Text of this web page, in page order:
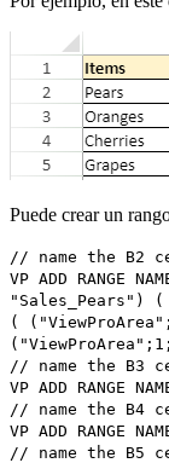
Puede crear un
// name the B2
VP ADD RANGE
"Sales_Pears")
(
// name the B3
VP ADD RANGE
// name the B4
VP ADD RANGE
// name the B5